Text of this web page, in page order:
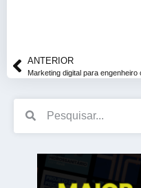
ANTERIOR